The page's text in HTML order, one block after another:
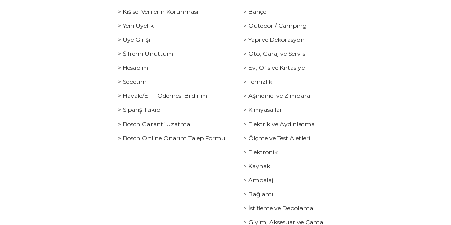
> Kişisel Verilerin Korunması
> Yeni Üyelik
> Üye Girişi
> Şifremi Unuttum
> Hesabım
> Sepetim
> Havale/EFT Ödemesi Bildirimi
> Sipariş Takibi
> Bosch Garanti Uzatma
> Bosch Online Onarım Talep Formu
> Bahçe
> Outdoor / Camping
> Yapı ve Dekorasyon
> Oto, Garaj ve Servis
> Ev, Ofis ve Kırtasiye
> Temizlik
> Aşındırıcı ve Zımpara
> Kimyasallar
> Elektrik ve Aydınlatma
> Ölçme ve Test Aletleri
> Elektronik
> Kaynak
> Ambalaj
> Bağlantı
> İstifleme ve Depolama
> Giyim, Aksesuar ve Çanta